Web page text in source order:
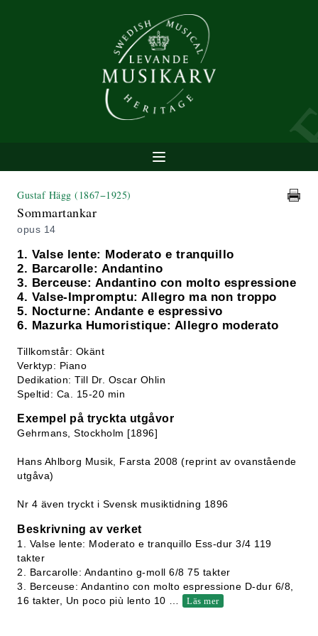
Gustaf Hägg (1867−1925)
Sommartankar
opus 14
1. Valse lente: Moderato e tranquillo
2. Barcarolle: Andantino
3. Berceuse: Andantino con molto espressione
4. Valse-Impromptu: Allegro ma non troppo
5. Nocturne: Andante e espressivo
6. Mazurka Humoristique: Allegro moderato
Tillkomstår: Okänt
Verktyp: Piano
Dedikation: Till Dr. Oscar Ohlin
Speltid: Ca. 15-20 min
Exempel på tryckta utgåvor
Gehrmans, Stockholm [1896]
Hans Ahlborg Musik, Farsta 2008 (reprint av ovanstående
utgåva)
Nr 4 även tryckt i Svensk musiktidning 1896
Beskrivning av verket
1. Valse lente: Moderato e tranquillo Ess-dur 3/4 119
takter
2. Barcarolle: Andantino g-moll 6/8 75 takter
3. Berceuse: Andantino con molto espressione D-dur 6/8,
16 takter, Un poco più lento 10
Läs mer